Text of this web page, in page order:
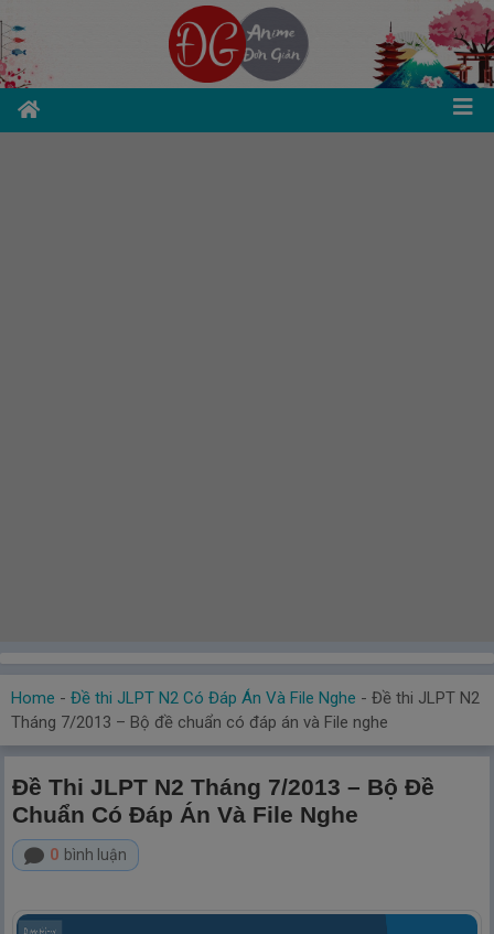
Home - Đề thi JLPT N2 Có Đáp Án Và File Nghe - Đề thi JLPT N2
Tháng 7/2013 – Bộ đề chuẩn có đáp án và File nghe
Đề Thi JLPT N2 Tháng 7/2013 – Bộ Đề
Chuẩn Có Đáp Án Và File Nghe
0 bình luận